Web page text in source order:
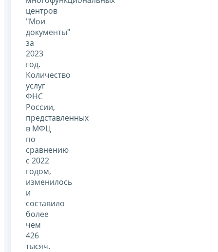
центров
"Мои
документы"
за
2023
год.
Количество
услуг
ФНС
России,
представленных
в МФЦ
по
сравнению
с 2022
годом,
изменилось
и
составило
более
чем
426
тысяч.